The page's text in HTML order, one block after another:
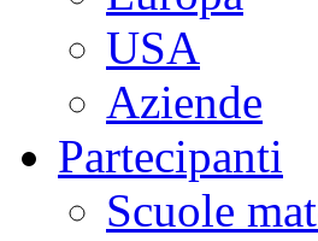
USA
Aziende
Partecipanti
Scuole